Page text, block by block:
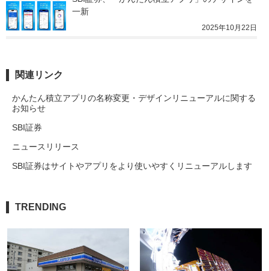
一新
2025年10月22日
関連リンク
かんたん積立アプリの名称変更・デザインリニューアルに関する
お知らせ
SBI証券
ニュースリリース
SBI証券はサイトやアプリをより使いやすくリニューアルします
TRENDING